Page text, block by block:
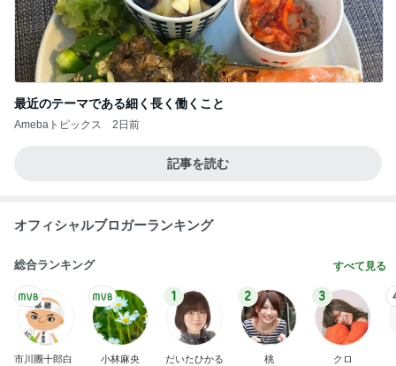
最近のテーマである細く長く働くこと
Amebaトピックス 2日前
記事を読む
オフィシャルブロガーランキング
総合ランキング すべて見る
市川團十郎白
小林麻央
1
だいたひかる
2
桃
3
クロ